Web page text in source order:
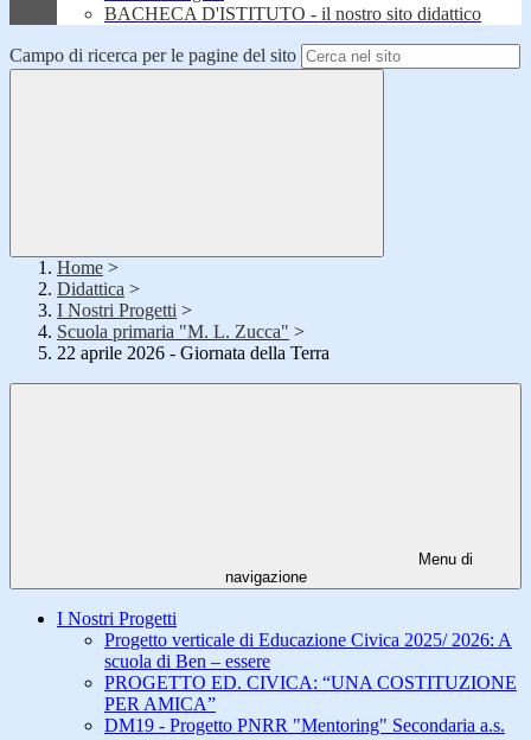
BACHECA D'ISTITUTO - il nostro sito didattico
Campo di ricerca per le pagine del sito
Home >
Didattica >
I Nostri Progetti >
Scuola primaria "M. L. Zucca" >
22 aprile 2026 - Giornata della Terra
Menu di
navigazione
I Nostri Progetti
Progetto verticale di Educazione Civica 2025/ 2026: A
scuola di Ben – essere
PROGETTO ED. CIVICA: “UNA COSTITUZIONE
PER AMICA”
DM19 - Progetto PNRR "Mentoring" Secondaria a.s.